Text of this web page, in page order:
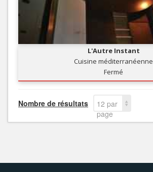
L'Autre Instant
Cuisine méditerranéenne
Fermé
Nombre de résultats
12 par
page